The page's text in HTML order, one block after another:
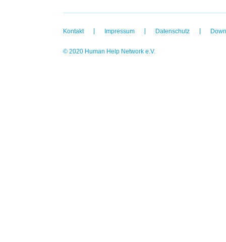
Kontakt Impressum Datenschutz
© 2020 Human Help Network e.V.